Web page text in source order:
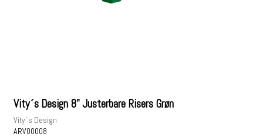
Vity´s Design 8" Justerbare Risers Grøn
Vity´s Design
ARV00008